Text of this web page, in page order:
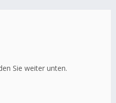
Sie weiter unten.